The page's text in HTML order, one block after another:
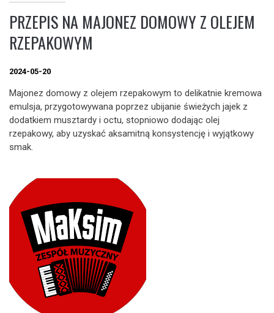
PRZEPIS NA MAJONEZ DOMOWY Z OLEJEM
RZEPAKOWYM
2024-05-20
Majonez domowy z olejem rzepakowym to delikatnie kremowa
emulsja, przygotowywana poprzez ubijanie świeżych jajek z
dodatkiem musztardy i octu, stopniowo dodając olej
rzepakowy, aby uzyskać aksamitną konsystencję i wyjątkowy
smak.